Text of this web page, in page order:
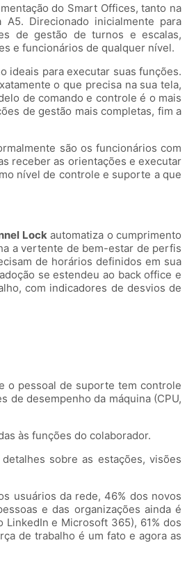
do Smart Offices, tanto na
Direcionado inicialmente para
de gestão de turnos e escalas,
e funcionários de qualquer nível.
ideais para executar suas funções.
o que precisa na sua tela,
de comando e controle é o mais
de gestão mais completas, fim a
são os funcionários com
receber as orientações e executar
nível de controle e suporte a que
Lockautomatiza o cumprimento
a vertente de bem-estar de perfis
de horários definidos em sua
se estendeu ao back office e
com indicadores de desvios de
o pessoal de suporte tem controle
de desempenho da máquina (CPU,
às funções do colaborador.
sobre as estações, visões
usuários da rede, 46% dos novos
e das organizações ainda é
e Microsoft 365), 61% dos
de trabalho é um fato e agora as